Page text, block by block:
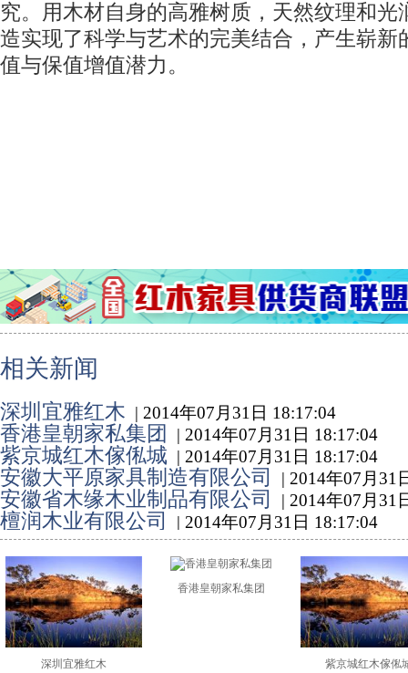
究。用木材自身的高雅树质，天然纹理和光
造实现了科学与艺术的完美结合，产生崭新
值与保值增值潜力。
相关新闻
深圳宜雅红木 | 2014年07月31日 18:17:04
香港皇朝家私集团 | 2014年07月31日 18:17:04
紫京城红木傢俬城 | 2014年07月31日 18:17:04
安徽大平原家具制造有限公司 | 2014年07月31
安徽省木缘木业制品有限公司 | 2014年07月31
檀润木业有限公司 | 2014年07月31日 18:17:04
深圳宜雅红木
香港皇朝家私集团
紫京城红木傢俬